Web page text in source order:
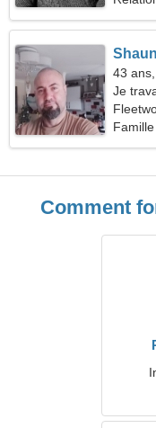
Shaun
43
Je
d'une
Famille
Comment